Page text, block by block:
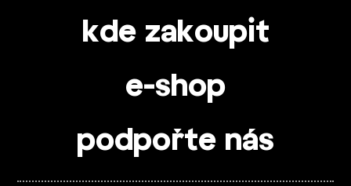
kde zakoupit
e-shop
podpořte nás